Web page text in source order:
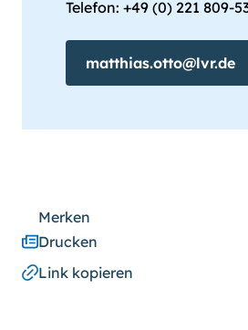
Telefon: +49 (0) 221 809-
matthias.otto@lvr.de
Merken
Drucken
Link kopieren